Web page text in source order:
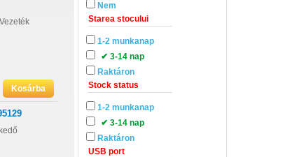
Nem
Starea stocului
1-2 munkanap
✔ 3-14 nap
Raktáron
Stock status
1-2 munkanap
✔ 3-14 nap
Raktáron
USB port